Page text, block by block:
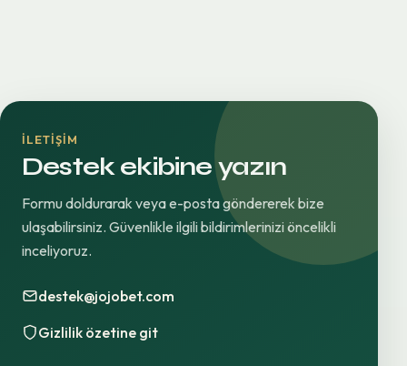
İLETIŞIM
Destek ekibine yazın
Formu doldurarak veya e-posta göndererek bize
ulaşabilirsiniz. Güvenlikle ilgili bildirimlerinizi öncelikli
inceliyoruz.
destek@jojobet.com
Gizlilik özetine git